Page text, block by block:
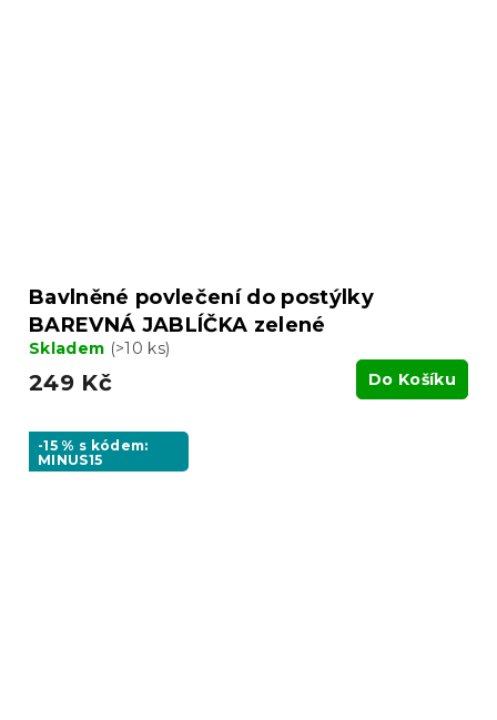
Bavlněné povlečení do postýlky
BAREVNÁ JABLÍČKA zelené
Skladem (>10 ks)
249 Kč Do Košíku
-15 % s kódem:
MINUS15